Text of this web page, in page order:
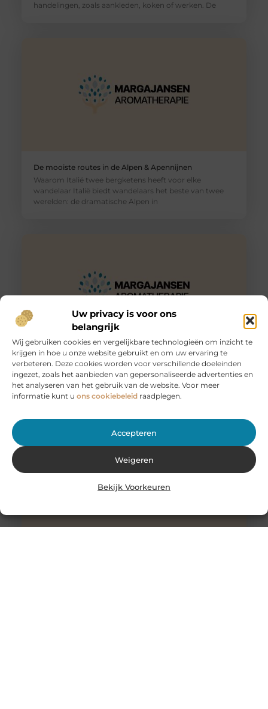
Uw privacy is voor ons
belangrijk
Wij gebruiken cookies en vergelijkbare technologieën om inzicht te
krijgen in hoe u onze website gebruikt en om uw ervaring te
verbeteren. Deze cookies worden voor verschillende doeleinden
ingezet, zoals het aanbieden van gepersonaliseerde advertenties en
het analyseren van het gebruik van de website. Voor meer
informatie kunt u ons cookiebeleid raadplegen.
Accepteren
Weigeren
Bekijk Voorkeuren
handelingen, zoals aankleden, koken of werken. De
De mooiste routes in de Alpen & Apennijnen
Waarom Italië twee bergketens heeft voor elke
wandelaar Italië biedt wandelaars het beste van twee
werelden: de dramatische Alpen in
Huur een aanhanger of autoambulance bij JobCar –
Voor elk vervoer de juiste oplossing
Bij JobCar in Etten-Leur bent u aan het juiste adres voor
het huren van aanhangers en autoambulances. Of u nu